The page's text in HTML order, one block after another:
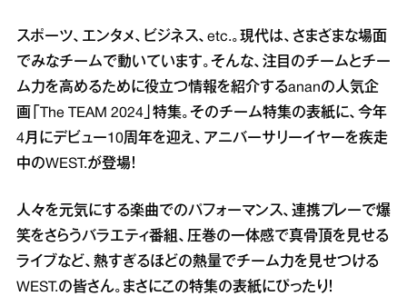
スポーツ、エンタメ、ビジネス、etc.。現代は、さまざまな場面
でみなチームで動いています。そんな、注目のチームとチー
ム力を高めるために役立つ情報を紹介するananの人気企
画「The TEAM 2024」特集。そのチーム特集の表紙に、今年
4月にデビュー10周年を迎え、アニバーサリーイヤーを疾走
中のWEST.が登場！
人々を元気にする楽曲でのパフォーマンス、連携プレーで爆
笑をさらうバラエティ番組、圧巻の一体感で真骨頂を見せる
ライブなど、熱すぎるほどの熱量でチーム力を見せつける
WEST.の皆さん。まさにこの特集の表紙にぴったり！